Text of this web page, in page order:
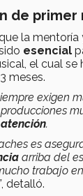
de primer
la mentoría
esencial
el cual se
meses.
exigen
.
es
arriba del
trabajo
, detalló.